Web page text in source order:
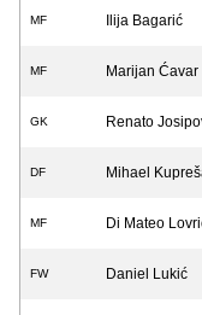
MF Ilija Bagarić
MF Marijan Ćavar
GK Renato
DF Mihael
MF Di Mateo
FW Daniel Lukić